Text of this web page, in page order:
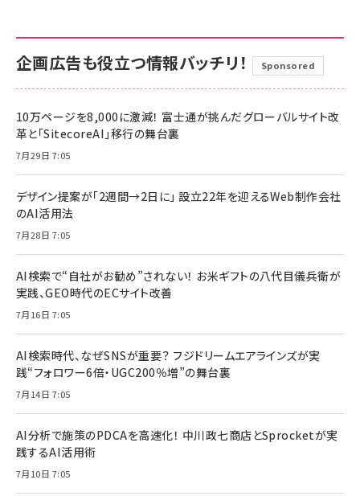
企画広告も役立つ情報バッチリ！ Sponsored
10万ページを8,000に激減！ 富士通が挑んだグローバルサイト改
革と「SitecoreAI」移行の舞台裏
7月29日 7:05
デザイン提案が「2週間→2日に」 設立22年を迎えるWeb制作会社
のAI活用法
7月28日 7:05
AI検索で“自社がお勧め”されない！ お米ギフトの八代目儀兵衛が
実践、GEO時代のECサイト改善
7月16日 7:05
AI検索時代、なぜSNSが重要？ フジドリームエアラインズが実
践“フォロワー6倍・UGC200％増”の舞台裏
7月14日 7:05
AI分析で施策のPDCAを高速化！ 中川政七商店とSprocketが実
践するAI活用術
7月10日 7:05